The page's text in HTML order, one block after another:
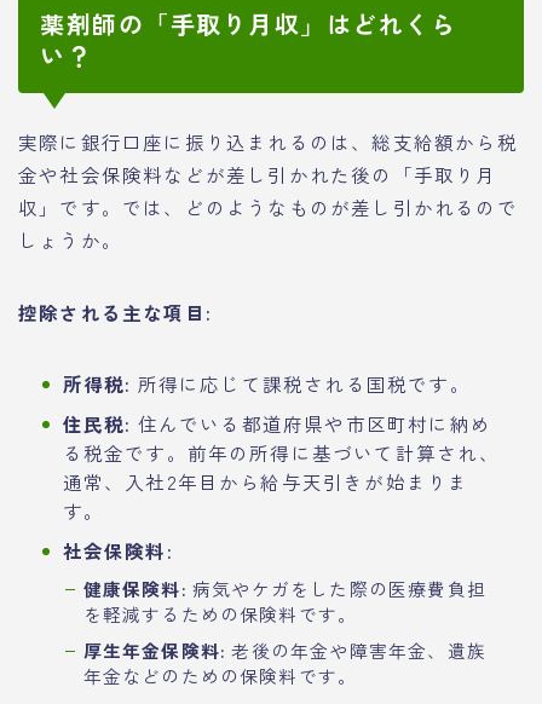
薬剤師の「手取り月収」はどれくら
い？
実際に銀行口座に振り込まれるのは、総支給額から税
金や社会保険料などが差し引かれた後の「手取り月
収」です。では、どのようなものが差し引かれるので
しょうか。
控除される主な項目:
所得税: 所得に応じて課税される国税です。
住民税: 住んでいる都道府県や市区町村に納め
る税金です。前年の所得に基づいて計算され、
通常、入社2年目から給与天引きが始まりま
す。
社会保険料:
健康保険料: 病気やケガをした際の医療費負担
を軽減するための保険料です。
厚生年金保険料: 老後の年金や障害年金、遺族
年金などのための保険料です。